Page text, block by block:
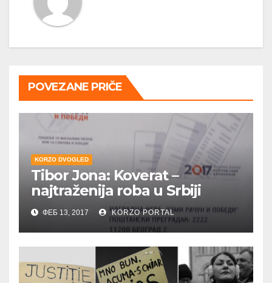
POVEZANE PRIČE
KORZO DVOGLED
Tibor Jona: Koverat –
najtraženija roba u Srbiji
ФЕБ 13, 2017 KORZO PORTAL